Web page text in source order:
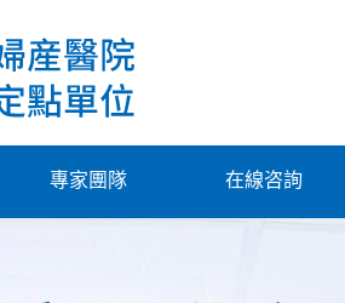
專家團隊 在線咨詢